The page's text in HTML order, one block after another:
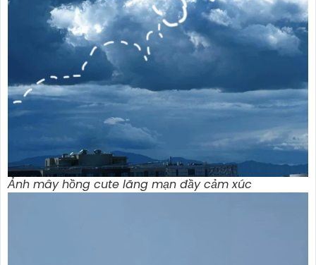
Ảnh mây hồng cute lãng mạn đầy cảm xúc